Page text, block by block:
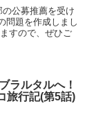
公募推薦を受け
問題を作成しまし
すので、ぜひご
ラルタルへ！
旅行記(第5話)